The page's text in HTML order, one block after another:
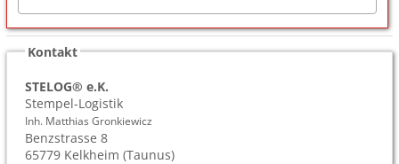
Kontakt
STELOG® e.K.
Stempel-Logistik
Inh. Matthias Gronkiewicz
Benzstrasse 8
65779 Kelkheim (Taunus)